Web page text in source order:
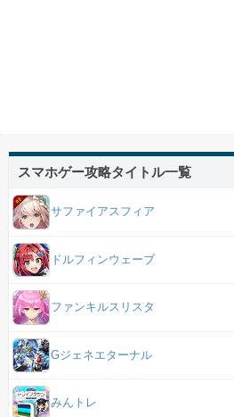
スマホゲー攻略タイトル一覧
サファイアスフィア
ドルフィンウェーブ
ファンキルスリスタ
Gジェネエターナル
みんトレ